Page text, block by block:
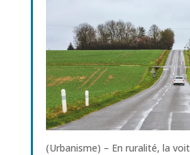
(Urbanisme) – En ruralité, la